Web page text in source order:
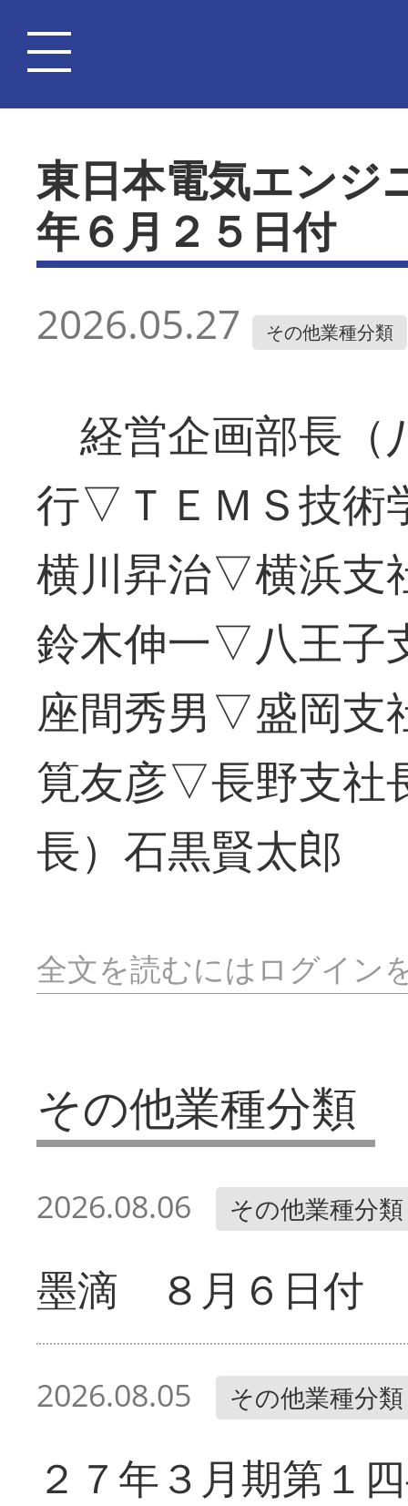
東日本電気エン
年６月２５日付
2026.05.27 その他業種分類
経営企画部長（
行▽ＴＥＭＳ技術
横川昇治▽横浜支
鈴木伸一▽八王子
座間秀男▽盛岡支
筧友彦▽長野支社
長）石黒賢太郎
全文を読むにはログイン
その他業種分類
2026.08.06 その他業種分類
墨滴 ８月６日付
2026.08.05 その他業種分類
２７年３月期第１